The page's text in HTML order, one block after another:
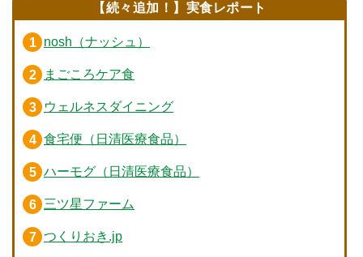
【続々追加！】実食レポート
nosh（ナッシュ）
まごころケア食
ウェルネスダイニング
食宅便（日清医療食品）
ハーモグ（日清医療食品）
三ツ星ファーム
つくりおき.jp